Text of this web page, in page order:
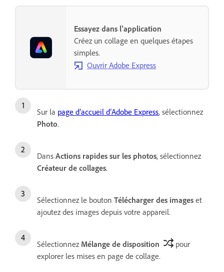
Essayez dans l’application
Créez un collage en quelques étapes
simples.
Ouvrir Adobe Express
Sur la page d’accueil d’Adobe Express, sélectionnez
Photo.
Dans Actions rapides sur les photos, sélectionnez
Créateur de collages.
Sélectionnez le bouton Télécharger des images et
ajoutez des images depuis votre appareil.
Sélectionnez Mélange de disposition
pour
explorer les mises en page de collage.